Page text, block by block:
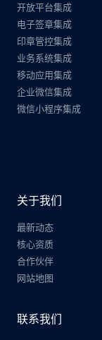
开放平台集成
电子签章集成
印章管控集成
业务系统集成
移动应用集成
企业微信集成
微信小程序集成
关于我们
最新动态
核心资质
合作伙伴
网站地图
联系我们